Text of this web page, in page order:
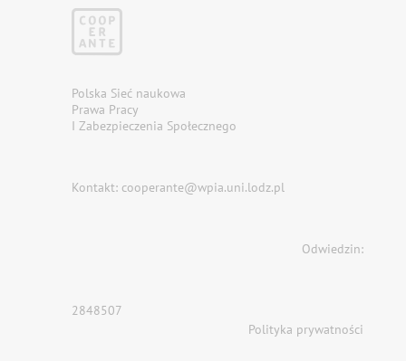
Polska Sieć naukowa
Prawa Pracy
I Zabezpieczenia Społecznego
Kontakt: cooperante@wpia.uni.lodz.pl
Odwiedzin:
2848507
Polityka prywatności